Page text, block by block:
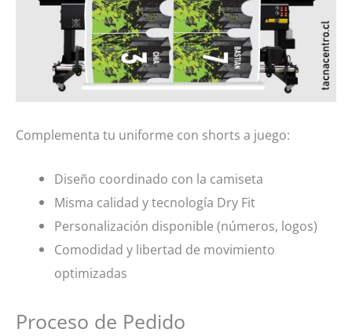
Complementa tu uniforme con shorts a juego:
Diseño coordinado con la camiseta
Misma calidad y tecnología Dry Fit
Personalización disponible (números, logos)
Comodidad y libertad de movimiento
optimizadas
Proceso de Pedido